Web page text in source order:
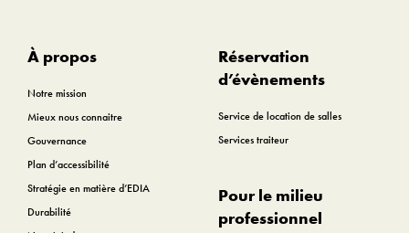
À propos
Notre mission
Mieux nous connaitre
Gouvernance
Plan d’accessibilité
Stratégie en matière d’EDIA
Durabilité
Réservation
d’évènements
Service de location de salles
Services traiteur
Pour le milieu
professionnel